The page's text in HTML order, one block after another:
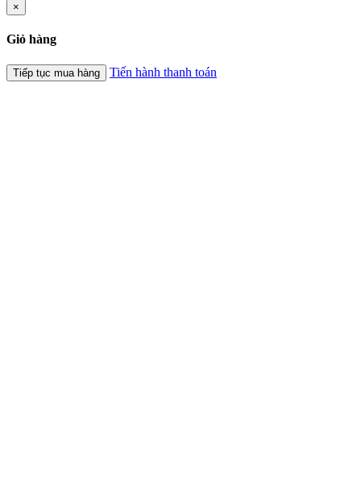
×
Giỏ hàng
Tiếp tục mua hàng Tiến hành thanh toán